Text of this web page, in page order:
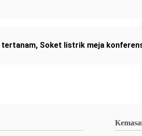
tertanam, Soket listrik meja